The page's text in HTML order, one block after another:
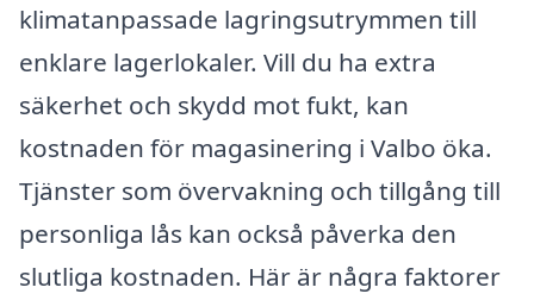
klimatanpassade lagringsutrymmen till
enklare lagerlokaler. Vill du ha extra
säkerhet och skydd mot fukt, kan
kostnaden för magasinering i Valbo öka.
Tjänster som övervakning och tillgång till
personliga lås kan också påverka den
slutliga kostnaden. Här är några faktorer